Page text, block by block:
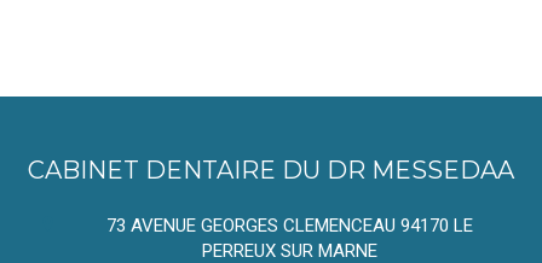
CABINET DENTAIRE DU DR MESSEDAA
73 AVENUE GEORGES CLEMENCEAU 94170 LE
PERREUX SUR MARNE